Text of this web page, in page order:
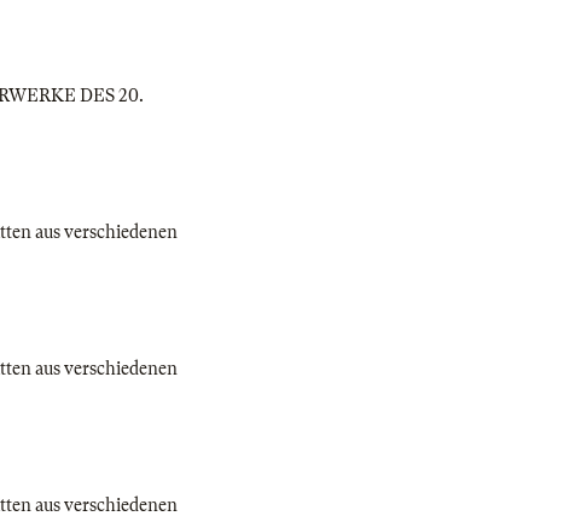
DES 20.
aus verschiedenen
aus verschiedenen
aus verschiedenen